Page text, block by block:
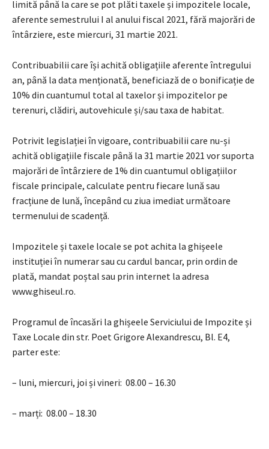
limită până la care se pot plăti taxele și impozitele locale,
aferente semestrului I al anului fiscal 2021, fără majorări de
întârziere, este miercuri, 31 martie 2021.
Contribuabilii care își achită obligațiile aferente întregului
an, până la data menționată, beneficiază de o bonificație de
10% din cuantumul total al taxelor și impozitelor pe
terenuri, clădiri, autovehicule și/sau taxa de habitat.
Potrivit legislației în vigoare, contribuabilii care nu-și
achită obligațiile fiscale până la 31 martie 2021 vor suporta
majorări de întârziere de 1% din cuantumul obligațiilor
fiscale principale, calculate pentru fiecare lună sau
fracțiune de lună, începând cu ziua imediat următoare
termenului de scadență.
Impozitele și taxele locale se pot achita la ghișeele
instituției în numerar sau cu cardul bancar, prin ordin de
plată, mandat poștal sau prin internet la adresa
www.ghiseul.ro.
Programul de încasări la ghișeele Serviciului de Impozite și
Taxe Locale din str. Poet Grigore Alexandrescu, Bl. E4,
parter este:
– luni, miercuri, joi și vineri: 08.00 – 16.30
– marți: 08.00 – 18.30